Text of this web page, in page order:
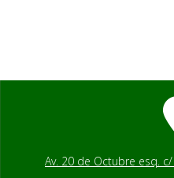
Av. 20 de Octubre esq.